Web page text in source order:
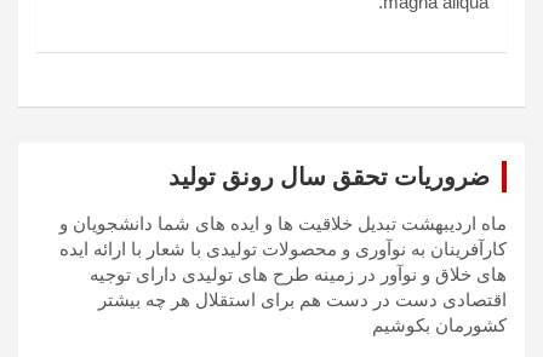
ضروریات تحقق سال رونق تولید
ماه اردیبهشت تبدیل خلاقیت ها و ایده های شما دانشجویان و
کارآفرینان به نوآوری و محصولات تولیدی با شعار با ارائه ایده
های خلاق و نوآور در زمینه طرح های تولیدی دارای توجیه
اقتصادی دست در دست هم برای استقلال هر چه بیشتر
کشورمان بکوشیم